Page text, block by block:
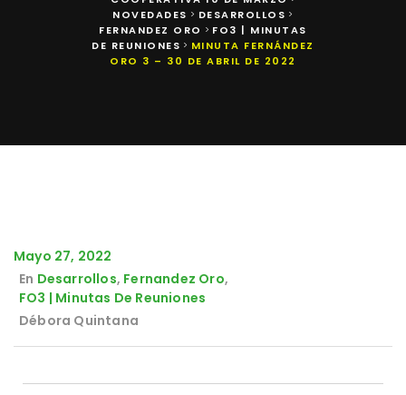
NOVEDADES > DESARROLLOS >
FERNANDEZ ORO > FO3 | MINUTAS
DE REUNIONES > MINUTA FERNÁNDEZ
ORO 3 – 30 DE ABRIL DE 2022
Mayo 27, 2022
En Desarrollos, Fernandez Oro,
FO3 | Minutas De Reuniones
Débora Quintana